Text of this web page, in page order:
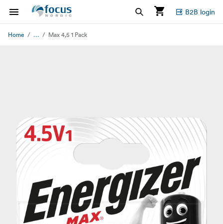
B2B login
Home ... Max 4,5 1 Pack